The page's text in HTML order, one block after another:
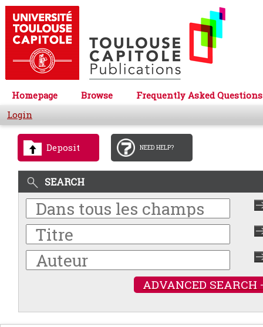
Homepage Browse
Frequently Asked Questions
Login
Deposit NEED HELP?
SEARCH
ADVANCED SEARCH